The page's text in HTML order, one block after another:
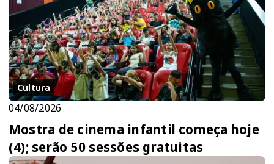
Cultura
04/08/2026
Mostra de cinema infantil começa hoje
(4); serão 50 sessões gratuitas